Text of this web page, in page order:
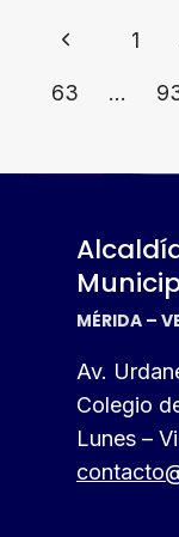
de
Página
anterior
1
63 …
MÉRIDA –
Av.
Colegio
Lunes –